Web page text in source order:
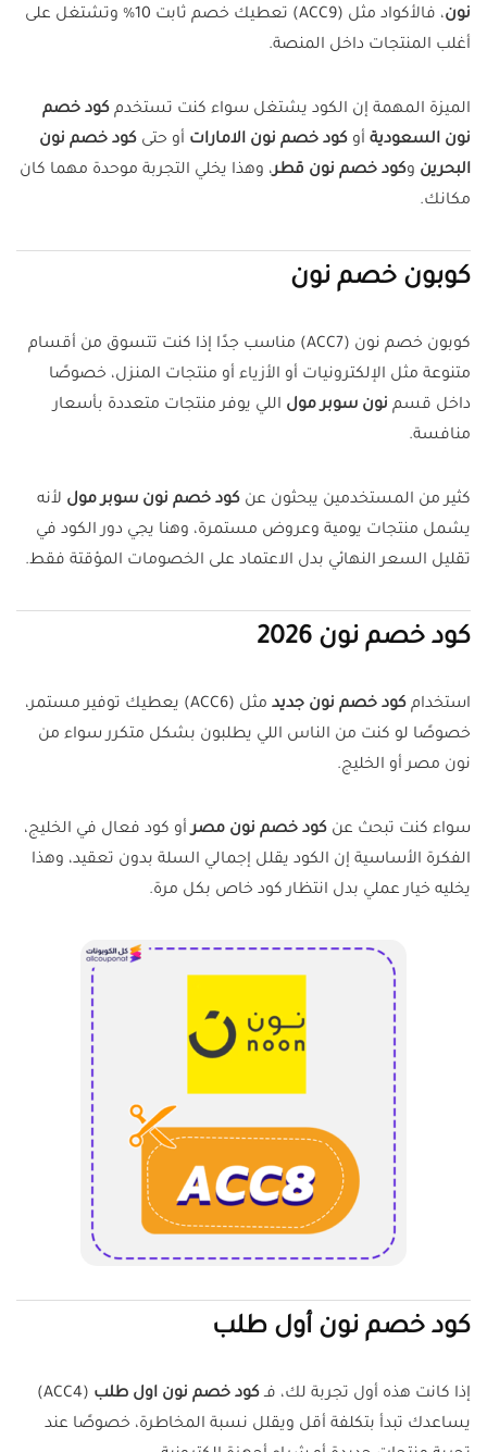
نون
، فالأكواد مثل (ACC9) تعطيك خصم ثابت 10% وتشتغل على
أغلب المنتجات داخل المنصة.
الميزة المهمة إن الكود يشتغل سواء كنت تستخدم كود خصم
نون السعودية أو كود خصم نون الامارات أو حتى كود خصم نون
البحرين وكود خصم نون قطر، وهذا يخلي التجربة موحدة مهما كان
مكانك.
كوبون خصم نون
كوبون خصم نون (ACC7) مناسب جدًا إذا كنت تتسوق من أقسام
متنوعة مثل الإلكترونيات أو الأزياء أو منتجات المنزل، خصوصًا
داخل قسم نون سوبر مول اللي يوفر منتجات متعددة بأسعار
منافسة.
كثير من المستخدمين يبحثون عن كود خصم نون سوبر مول لأنه
يشمل منتجات يومية وعروض مستمرة، وهنا يجي دور الكود في
تقليل السعر النهائي بدل الاعتماد على الخصومات المؤقتة فقط.
كود خصم نون 2026
استخدام كود خصم نون جديد
مثل (ACC6) يعطيك توفير مستمر،
خصوصًا لو كنت من الناس اللي يطلبون بشكل متكرر سواء من
نون مصر أو الخليج.
سواء كنت تبحث عن كود خصم نون مصرأو كود فعال في الخليج،
الفكرة الأساسية إن الكود يقلل إجمالي السلة بدون تعقيد، وهذا
يخليه خيار عملي بدل انتظار كود خاص بكل مرة.
كود خصم نون أول طلب
إذا كانت هذه أول تجربة لك، فـكود خصم نون اول طلب
(ACC4)
يساعدك تبدأ بتكلفة أقل ويقلل نسبة المخاطرة، خصوصًا عند